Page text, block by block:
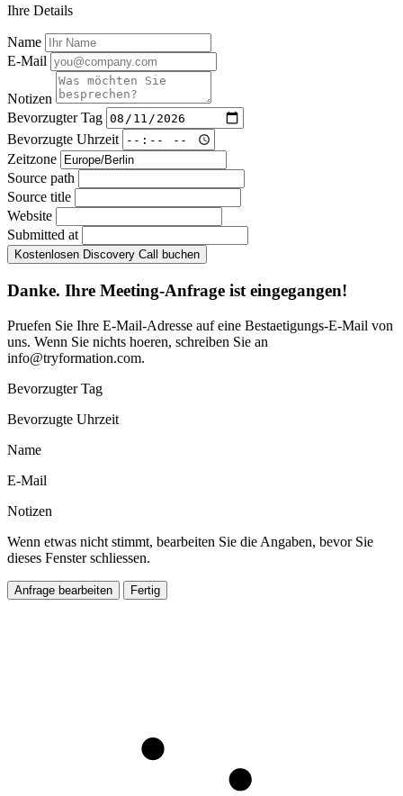
Ihre Details
Name
E-Mail
Notizen
Bevorzugter Tag
Bevorzugte Uhrzeit
Zeitzone
Source path
Source title
Website
Submitted at
Kostenlosen Discovery Call buchen
Danke. Ihre Meeting-Anfrage ist eingegangen!
Pruefen Sie Ihre E-Mail-Adresse auf eine Bestaetigungs-E-Mail von
uns. Wenn Sie nichts hoeren, schreiben Sie an
info@tryformation.com.
Bevorzugter Tag
Bevorzugte Uhrzeit
Name
E-Mail
Notizen
Wenn etwas nicht stimmt, bearbeiten Sie die Angaben, bevor Sie
dieses Fenster schliessen.
Anfrage bearbeiten Fertig